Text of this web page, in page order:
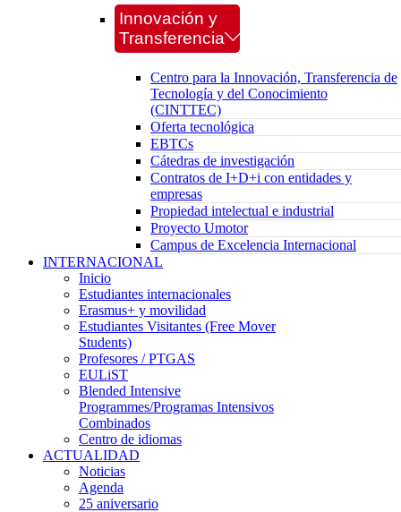
Innovación y
Transferencia
Centro para la Innovación, Transferencia de
Tecnología y del Conocimiento
(CINTTEC)
Oferta tecnológica
EBTCs
Cátedras de investigación
Contratos de I+D+i con entidades y
empresas
Propiedad intelectual e industrial
Proyecto Umotor
Campus de Excelencia Internacional
INTERNACIONAL
Inicio
Estudiantes internacionales
Erasmus+ y movilidad
Estudiantes Visitantes (Free Mover
Students)
Profesores / PTGAS
EULiST
Blended Intensive
Programmes/Programas Intensivos
Combinados
Centro de idiomas
ACTUALIDAD
Noticias
Agenda
25 aniversario